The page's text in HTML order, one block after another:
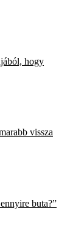
hogy
vissza
buta?”